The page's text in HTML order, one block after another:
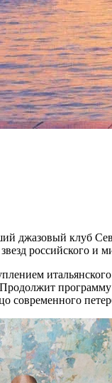
2017, воскресенье
джазовый клуб
российского
современного